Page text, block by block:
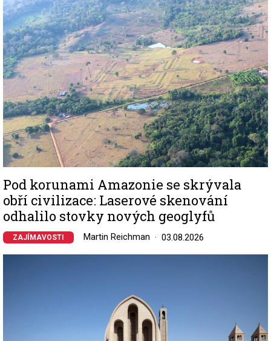
Pod korunami Amazonie se skrývala
obří civilizace: Laserové skenování
odhalilo stovky nových geoglyfů
ZAJÍMAVOSTI Martin Reichman 03.08.2026